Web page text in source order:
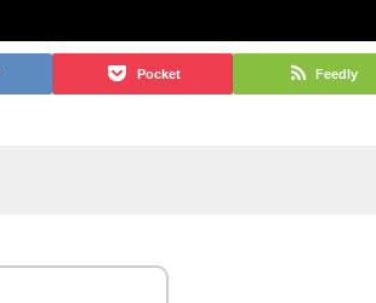
Pocket Feedly